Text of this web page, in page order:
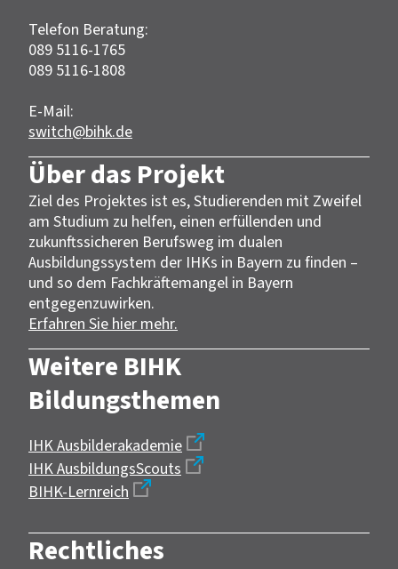
Telefon Beratung:
089 5116-1765
089 5116-1808
E-Mail:
switch@bihk.de
Über das Projekt
Ziel des Projektes ist es, Studierenden mit Zweifel
am Studium zu helfen, einen erfüllenden und
zukunftssicheren Berufsweg im dualen
Ausbildungssystem der IHKs in Bayern zu finden –
und so dem Fachkräftemangel in Bayern
entgegenzuwirken.
Erfahren Sie hier mehr.
Weitere BIHK
Bildungsthemen
IHK Ausbilderakademie
IHK AusbildungsScouts
BIHK-Lernreich
Rechtliches